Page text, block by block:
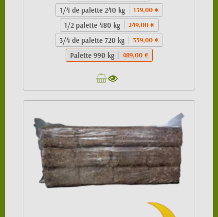
1/4 de palette 240 kg 139,00 €
1/2 palette 480 kg 249,00 €
3/4 de palette 720 kg 359,00 €
Palette 990 kg 489,00 €